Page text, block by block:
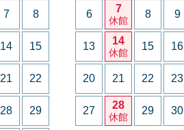
7 8
14 15
21 22
28 29
6 7
休館
8 9
13 14
休館
15 16
20 21 22 23
27 28
休館
29 30